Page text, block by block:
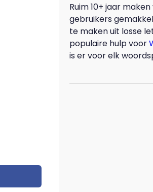
Ruim 10+ jaar
gebruikers
te maken uit losse
populaire hulp voor
is er voor elk